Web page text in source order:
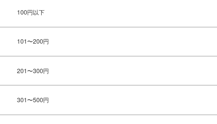
100円以下
101〜200円
201〜300円
301〜500円